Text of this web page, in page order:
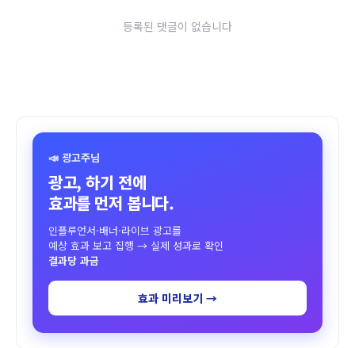
등록된 댓글이 없습니다
📣 광고주님
광고, 하기 전에
효과를 먼저 봅니다.
인플루언서·배너·라이브 광고를
예상 효과 보고 집행 → 실제 성과로 확인
결과당 과금
효과 미리보기 →